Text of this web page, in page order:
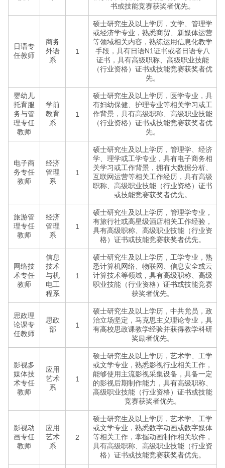
书或技能竞赛获奖者优先。
日语专
任教师
商务
外语
系
1
硕士研究生及以上学历，文学、管理学
或经济学专业，熟悉商贸、新媒体运营
等领域相关内容，熟练运用信息化教学
手段，具有日语N1证书或者日语专八
证书，具有高级职称、高级职业技能
（行业资格）证书或技能竞赛获奖者优
先。
婴幼儿
托育服
务与管
理专任
教师
学前
教育
系
1
硕士研究生及以上学历，医学专业，具
有妇幼保健、护理专业等相关学习或工
作背景，具有高级职称、高级职业技能
（行业资格）证书或技能竞赛获奖者优
先。
电子商
务专任
教师
经济
管理
系
1
硕士研究生及以上学历，管理学、经济
学、理学或工学专业，具有电子商务相
关学习或工作背景，拥有大数据分析、
互联网运营等相关工作经历，具有高级
职称、高级职业技能（行业资格）证书
或技能竞赛获奖者优先。
旅游管
理专任
教师
经济
管理
系
1
硕士研究生及以上学历，管理学专业，
有旅行社或高星级酒店相关工作经验，
具有高级职称、高级职业技能（行业资
格）证书或技能竞赛获奖者优先。
网络技
术专任
教师
信息
技术
与机
电工
程系
1
硕士研究生及以上学历，工学专业，熟
悉计算机网络、物联网、信息安全或云
计算技术等领域，具有高级职称、高级
职业技能（行业资格）证书或技能竞赛
获奖者优先。
思政理
论课专
任教师
思政
部
1
硕士研究生及以上学历，中共党员，政
治立场坚定，马克思主义理论专业，具
有高校思政课教学经验并获得教学科研
奖励者优先。
影视多
媒体技
术专任
教师
应用
艺术
系
1
硕士研究生及以上学历，艺术学、工学
或文学专业，熟悉影视行业相关工作，
能够使用主流影视采集设备，具备一定
的影视后期制作能力，具有高级职称、
高级职业技能（行业资格）证书或技能
竞赛获奖者优先。
影视动
画专任
教师
应用
艺术
系
2
硕士研究生及以上学历，艺术学、工学
或文学专业，熟悉数字动画或数字媒体
等相关工作，掌握动画制作相关软件，
具有高级职称、高级职业技能（行业资
格）证书或技能竞赛获奖者优先。